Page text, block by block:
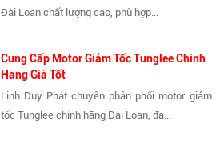
Đài Loan chất lượng cao, phù hợp...
Cung Cấp Motor Giảm Tốc Tunglee Chính
Hãng Giá Tốt
Linh Duy Phát chuyên phân phối motor giảm
tốc Tunglee chính hãng Đài Loan, đa...